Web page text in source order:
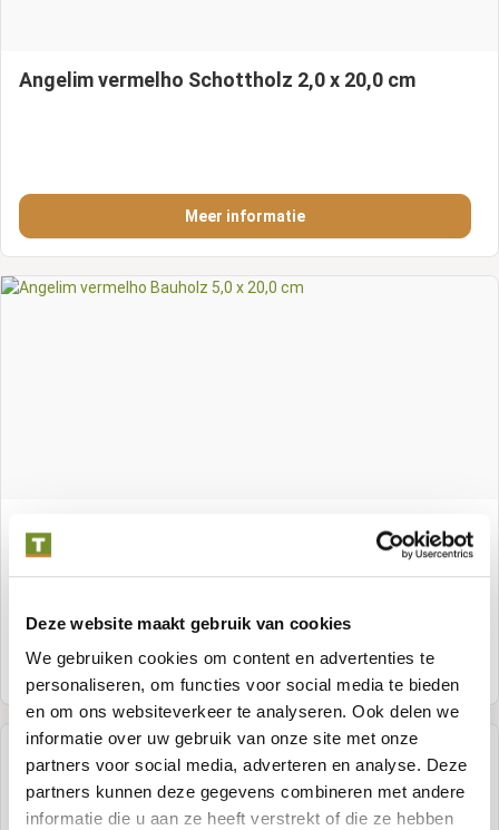
Deze website maakt gebruik van cookies
We gebruiken cookies om content en advertenties te
personaliseren, om functies voor social media te bieden
en om ons websiteverkeer te analyseren. Ook delen we
informatie over uw gebruik van onze site met onze
partners voor social media, adverteren en analyse. Deze
partners kunnen deze gegevens combineren met andere
informatie die u aan ze heeft verstrekt of die ze hebben
Angelim vermelho Schottholz 2,0 x 20,0 cm
Meer informatie
Angelim vermelho Bauholz 5,0 x 20,0 cm
Meer informatie